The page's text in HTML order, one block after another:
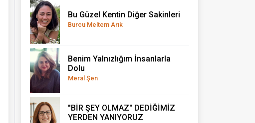
Bu Güzel Kentin Diğer Sakinleri
Burcu Meltem Arık
Benim Yalnızlığım İnsanlarla
Dolu
Meral Şen
"BİR ŞEY OLMAZ" DEDİĞİMİZ
YERDEN YANIYORUZ